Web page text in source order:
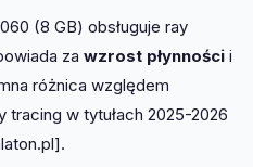
(8 GB) obsługuje ray
za wzrost płynności i
różnica względem
tracing w tytułach 2025-2026